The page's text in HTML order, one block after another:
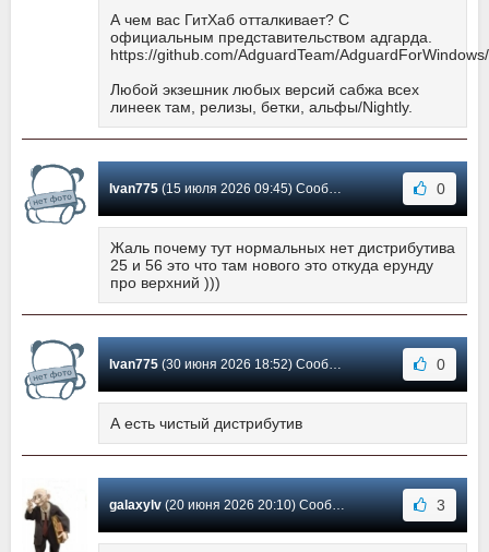
А чем вас ГитХаб отталкивает? С
официальным представительством адгарда.
https://github.com/AdguardTeam/
Любой экзешник любых версий сабжа всех
линеек там, релизы, бетки, альфы/Nightly.
Ivan775(15 июля 2026 09:45) Сообщение #4139 0
Жаль почему тут нормальных нет дистрибутива
25 и 56 это что там нового это откуда ерунду
про верхний )))
Ivan775(30 июня 2026 18:52) Сообщение #4138 0
А есть чистый дистрибутив
galaxylv(20 июня 2026 20:10) Сообщение #4137 3